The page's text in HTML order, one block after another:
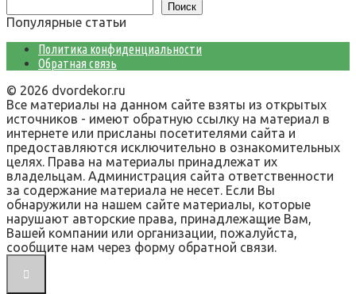
Поиск
Популярные статьи
Политика конфиденциальности
Обратная связь
© 2026 dvordekor.ru
Все материалы на данном сайте взяты из открытых
источников - имеют обратную ссылку на материал в
интернете или присланы посетителями сайта и
предоставляются исключительно в ознакомительных
целях. Права на материалы принадлежат их
владельцам. Администрация сайта ответственности
за содержание материала не несет. Если Вы
обнаружили на нашем сайте материалы, которые
нарушают авторские права, принадлежащие Вам,
Вашей компании или организации, пожалуйста,
сообщите нам через форму обратной связи.